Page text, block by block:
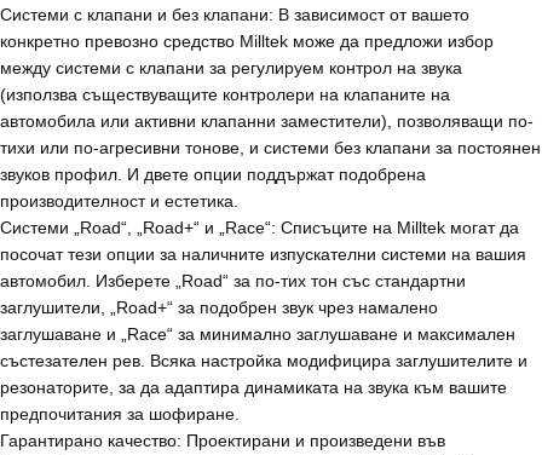
Системи с клапани и без клапани: В зависимост от вашето
конкретно превозно средство Milltek може да предложи избор
между системи с клапани за регулируем контрол на звука
(използва съществуващите контролери на клапаните на
автомобила или активни клапанни заместители), позволяващи по-
тихи или по-агресивни тонове, и системи без клапани за постоянен
звуков профил. И двете опции поддържат подобрена
производителност и естетика.
Системи „Road“, „Road+“ и „Race“: Списъците на Milltek могат да
посочат тези опции за наличните изпускателни системи на вашия
автомобил. Изберете „Road“ за по-тих тон със стандартни
заглушители, „Road+“ за подобрен звук чрез намалено
заглушаване и „Race“ за минимално заглушаване и максимален
състезателен рев. Всяка настройка модифицира заглушителите и
резонаторите, за да адаптира динамиката на звука към вашите
предпочитания за шофиране.
Гарантирано качество: Проектирани и произведени във